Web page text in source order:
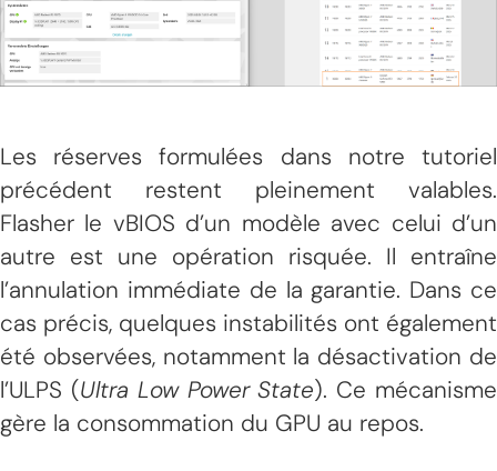
Les réserves formulées dans notre tutoriel
précédent restent pleinement valables.
Flasher le vBIOS d’un modèle avec celui d’un
autre est une opération risquée. Il entraîne
l’annulation immédiate de la garantie. Dans ce
cas précis, quelques instabilités ont également
été observées, notamment la désactivation de
l’ULPS (Ultra Low Power State). Ce mécanisme
gère la consommation du GPU au repos.